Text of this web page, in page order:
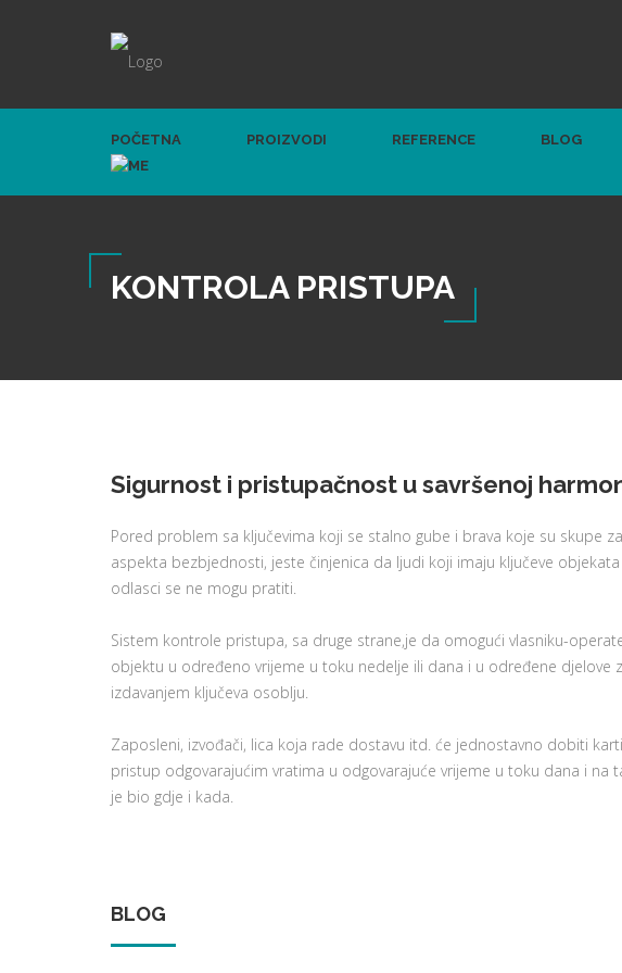
POČETNA PROIZVODI REFERENCE BLOG
KONTROLA PRISTUPA
Sigurnost i pristupačnost u savršenoj
Pored problem sa ključevima koji se stalno gube i brava koje su skupe
aspekta bezbjednosti, jeste činjenica da ljudi koji imaju ključeve
odlasci se ne mogu pratiti.
Sistem kontrole pristupa, sa druge strane,je da omogući vlasniku-
objektu u određeno vrijeme u toku nedelje ili dana i u određene djelove
izdavanjem ključeva osoblju.
Zaposleni, izvođači, lica koja rade dostavu itd. će jednostavno dobiti
pristup odgovarajućim vratima u odgovarajuće vrijeme u toku dana i na
je bio gdje i kada.
BLOG